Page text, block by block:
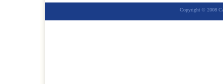
Copyright © 2008